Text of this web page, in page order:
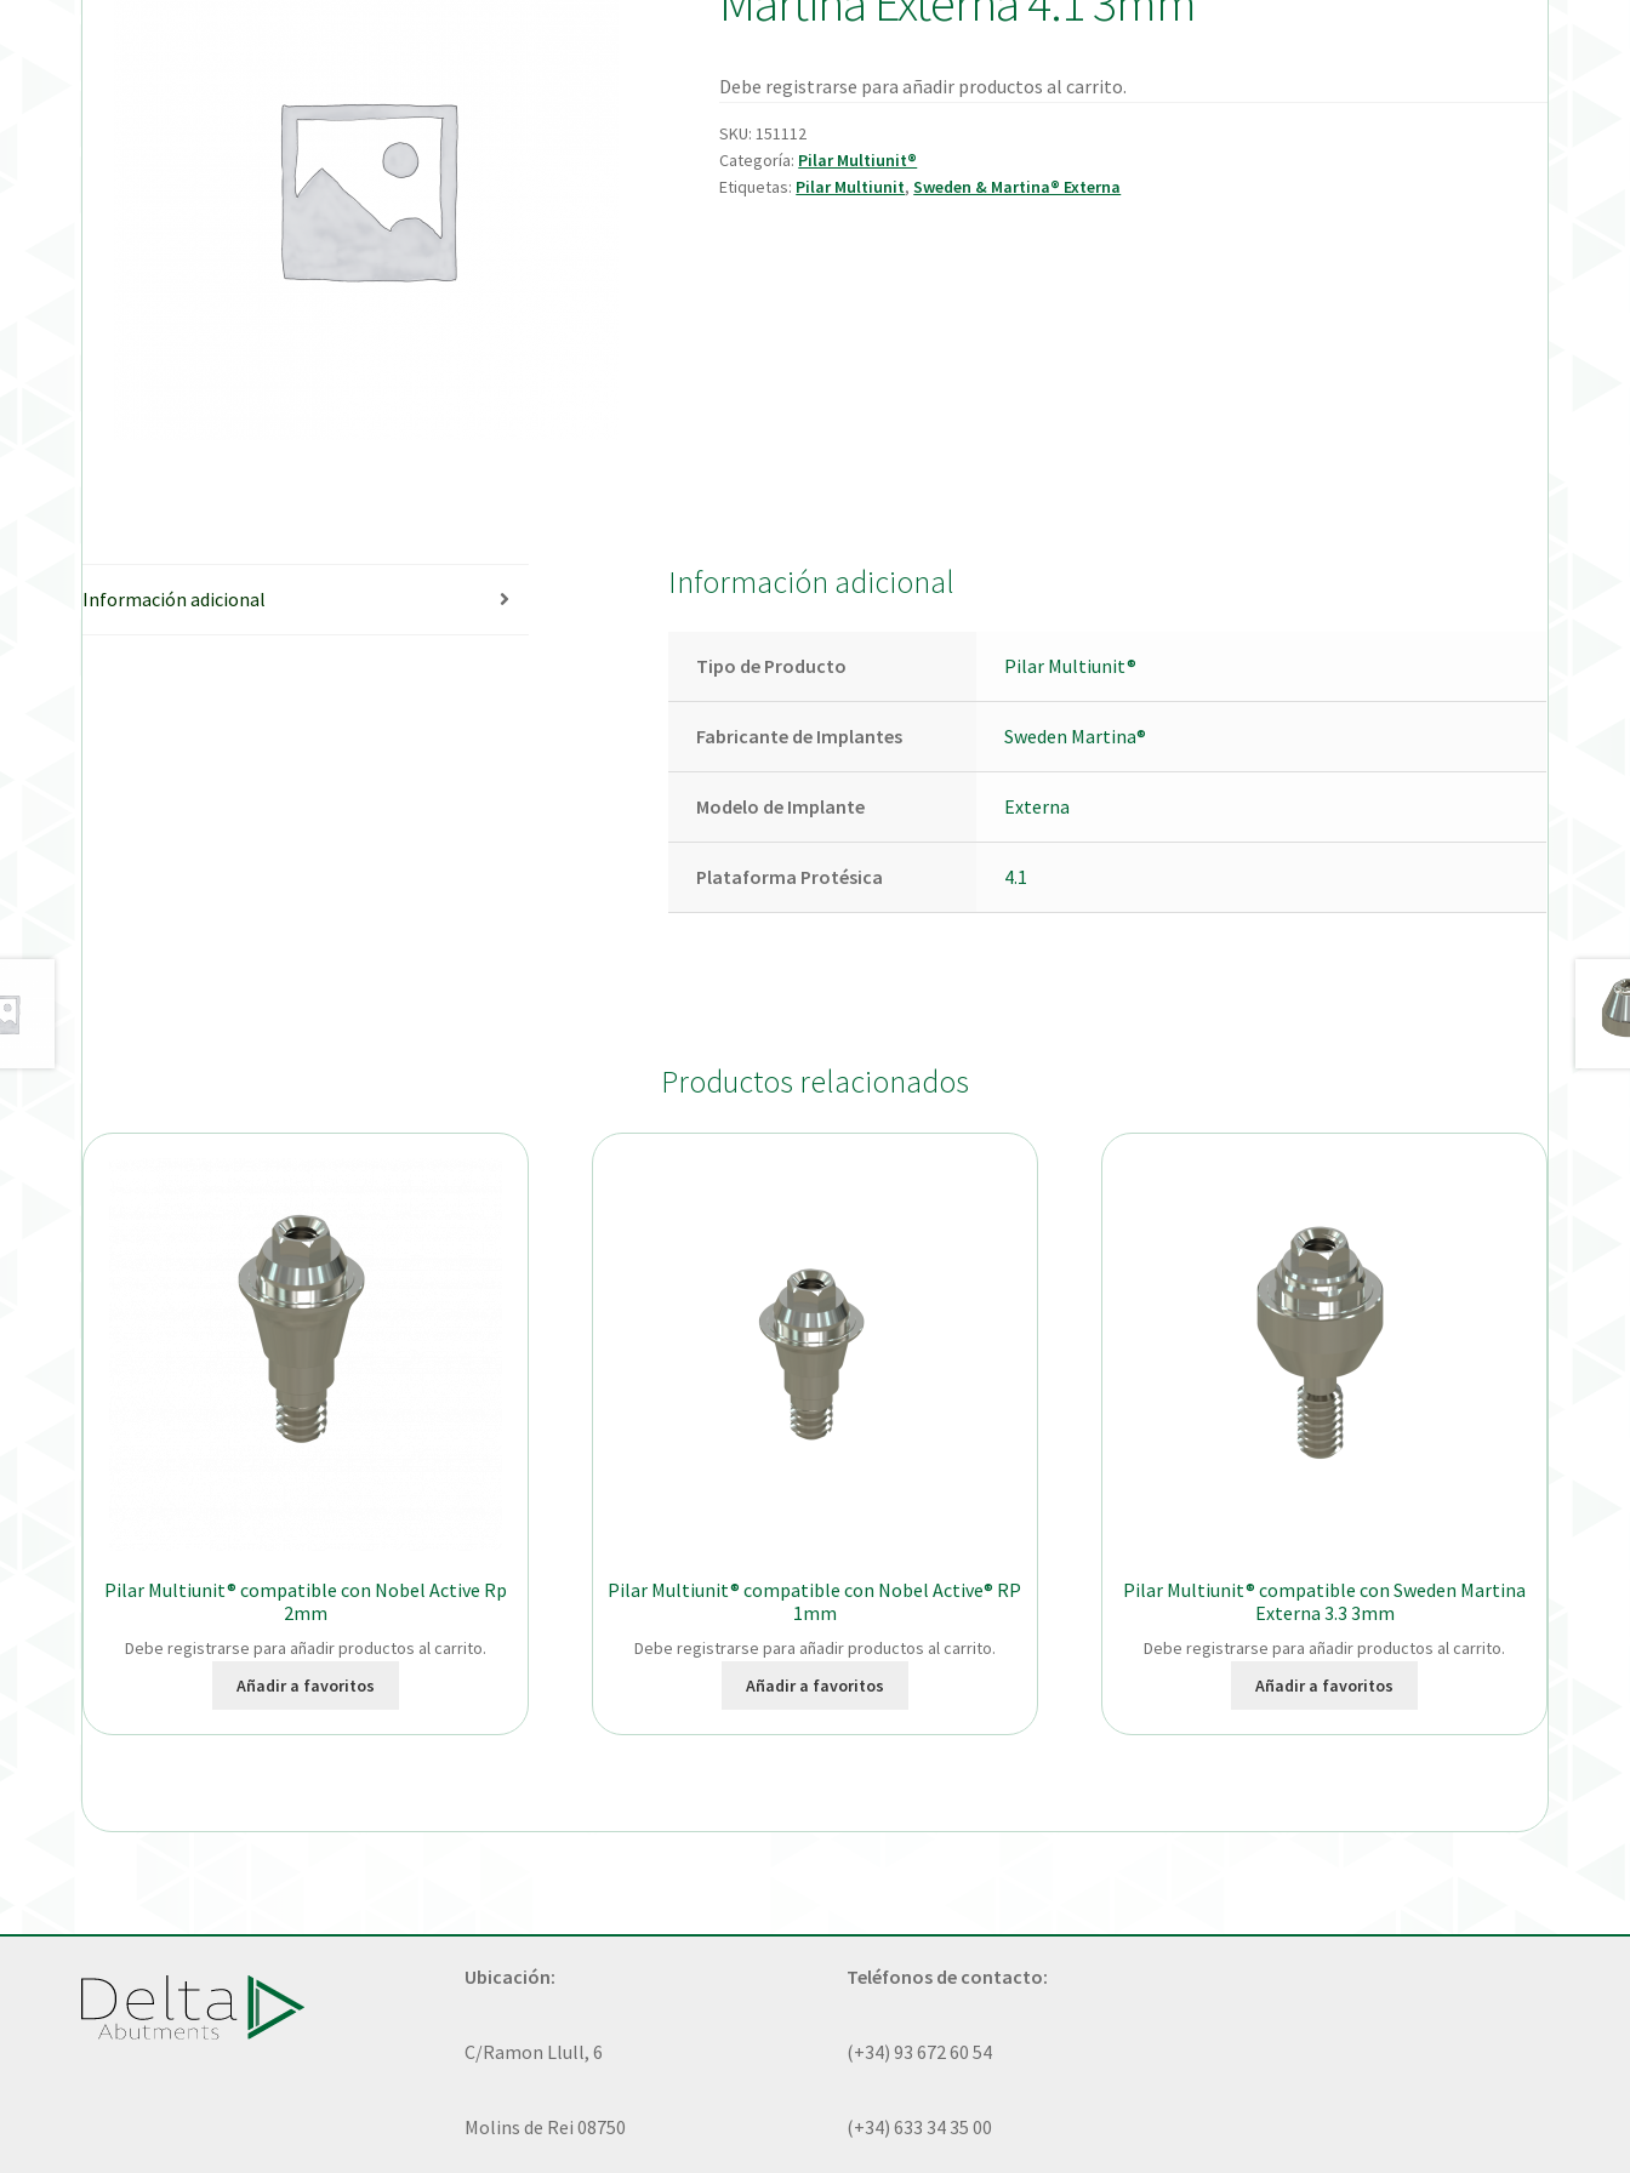
Debe registrarse para añadir productos al carrito.
SKU:151112
Categoría: Pilar Multiunit®
Etiquetas: Pilar Multiunit,Sweden & Martina® Externa
Información adicional Información adicional
Tipo de Producto Pilar Multiunit®
Fabricante de Implantes Sweden Martina®
Modelo de Implante Externa
Plataforma Protésica 4.1
Productos relacionados
Pilar Multiunit® compatible con Nobel Active Rp
2mm
Debe registrarse para añadir productos al carrito.
Añadir a favoritos
Pilar Multiunit® compatible con Nobel Active® RP
1mm
Debe registrarse para añadir productos al carrito.
Añadir a favoritos
Pilar Multiunit® compatible con Sweden Martina
Externa 3.3 3mm
Debe registrarse para añadir productos al carrito.
Añadir a favoritos
Ubicación:
C/Ramon Llull, 6
Molins de Rei 08750
Teléfonos de contacto:
(+34) 93 672 60 54
(+34) 633 34 35 00